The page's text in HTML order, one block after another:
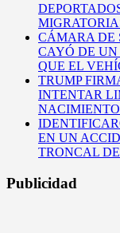
CÁMARA DE
CAYÓ DE
QUE EL
TRUMP
INTENTAR
NACIMIENTO
EN UN
TRONCAL
Publicidad